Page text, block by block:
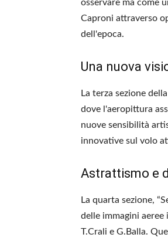
osservare ma come
Caproni attraverso
dell'epoca.
Una nuova
La terza sezione
dove l'aeropittura
nuove sensibilità
innovative sul volo
Astrattismo e
La quarta sezione,
delle immagini
T.Crali e G.Balla.